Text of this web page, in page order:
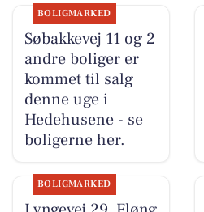
BOLIGMARKED
Søbakkevej 11 og 2
andre boliger er
kommet til salg
denne uge i
Hedehusene - se
boligerne her.
BOLIGMARKED